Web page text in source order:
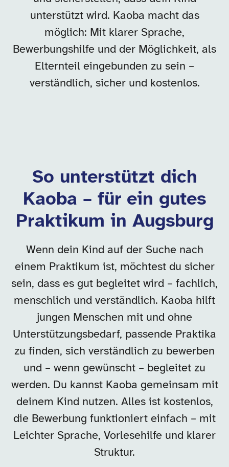
unterstützt wird. Kaoba macht das
möglich: Mit klarer Sprache,
Bewerbungshilfe und der Möglichkeit, als
Elternteil eingebunden zu sein –
verständlich, sicher und kostenlos.
So unterstützt dich
Kaoba – für ein gutes
Praktikum in Augsburg
Wenn dein Kind auf der Suche nach
einem Praktikum ist, möchtest du sicher
sein, dass es gut begleitet wird – fachlich,
menschlich und verständlich. Kaoba hilft
jungen Menschen mit und ohne
Unterstützungsbedarf, passende Praktika
zu finden, sich verständlich zu bewerben
und – wenn gewünscht – begleitet zu
werden. Du kannst Kaoba gemeinsam mit
deinem Kind nutzen. Alles ist kostenlos,
die Bewerbung funktioniert einfach – mit
Leichter Sprache, Vorlesehilfe und klarer
Struktur.